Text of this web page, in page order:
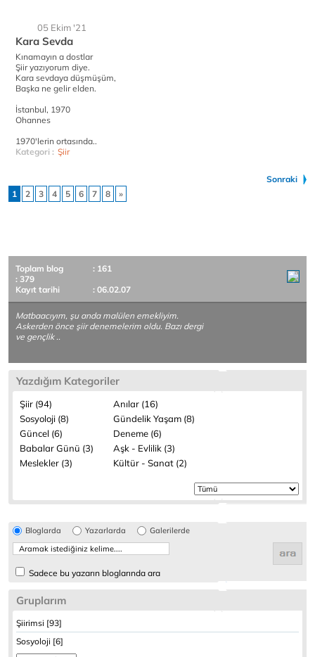
05 Ekim '21
Kara Sevda
Kınamayın a dostlar
Şiir yazıyorum diye.
Kara sevdaya düşmüşüm,
Başka ne gelir elden.
İstanbul, 1970
Ohannes
1970'lerin ortasında..
Kategori : Şiir
Sonraki
1
2 3 4 5 6 7 8 »
Toplam blog
: 161
: 379
Kayıt tarihi
: 06.02.07
Matbaacıyım, şu anda malülen emekliyim.
Askerden önce şiir denemelerim oldu. Bazı dergi
ve gençlik ..
Yazdığım Kategoriler
Şiir (94)
Anılar (16)
Sosyoloji (8)
Gündelik Yaşam (8)
Güncel (6)
Deneme (6)
Babalar Günü (3)
Aşk - Evlilik (3)
Meslekler (3)
Kültür - Sanat (2)
Bloglarda Yazarlarda Galerilerde
Sadece bu yazarın bloglarında ara
Gruplarım
Şiirimsi [93]
Sosyoloji [6]